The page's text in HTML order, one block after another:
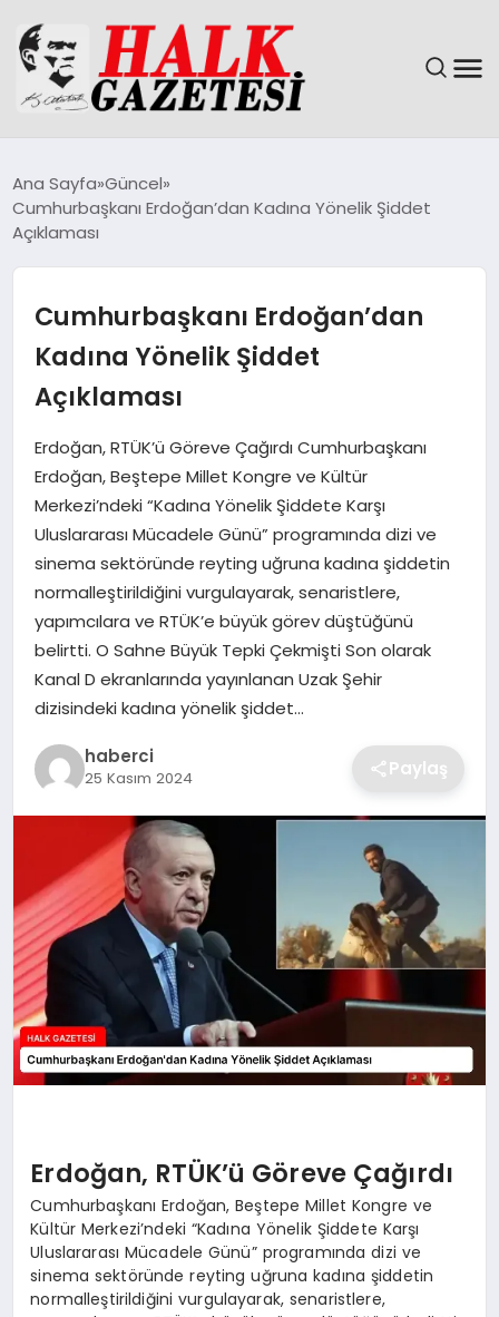
DÜNYA
MAGAZIN
SAĞLIK
SIYASET
SPOR
TEKNOLOJI
YAŞAM
Ana Sayfa Güncel
Cumhurbaşkanı Erdoğan’dan Kadına Yönelik Şiddet
Açıklaması
Cumhurbaşkanı Erdoğan’dan
Kadına Yönelik Şiddet
Açıklaması
Erdoğan, RTÜK’ü Göreve Çağırdı Cumhurbaşkanı
Erdoğan, Beştepe Millet Kongre ve Kültür
Merkezi’ndeki “Kadına Yönelik Şiddete Karşı
Uluslararası Mücadele Günü” programında dizi ve
sinema sektöründe reyting uğruna kadına şiddetin
normalleştirildiğini vurgulayarak, senaristlere,
yapımcılara ve RTÜK’e büyük görev düştüğünü
belirtti. O Sahne Büyük Tepki Çekmişti Son olarak
Kanal D ekranlarında yayınlanan Uzak Şehir
dizisindeki kadına yönelik şiddet…
haberci
25 Kasım 2024 Paylaş
Erdoğan, RTÜK’ü Göreve Çağırdı
Cumhurbaşkanı Erdoğan, Beştepe Millet Kongre ve
Kültür Merkezi’ndeki “Kadına Yönelik Şiddete Karşı
Uluslararası Mücadele Günü” programında dizi ve
sinema sektöründe reyting uğruna kadına şiddetin
normalleştirildiğini vurgulayarak, senaristlere,